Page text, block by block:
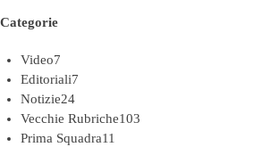
Categorie
Video7
Editoriali7
Notizie24
Vecchie Rubriche103
Prima Squadra11